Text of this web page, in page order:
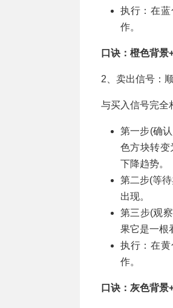
执行：在
作。
口诀：橙色背景
2、卖出信号：
与买入信号完全
第一步(确
色方块转变
下降趋势。
第二步(等
出现。
第三步(观
果它是一根
执行：在
作。
口诀：灰色背景